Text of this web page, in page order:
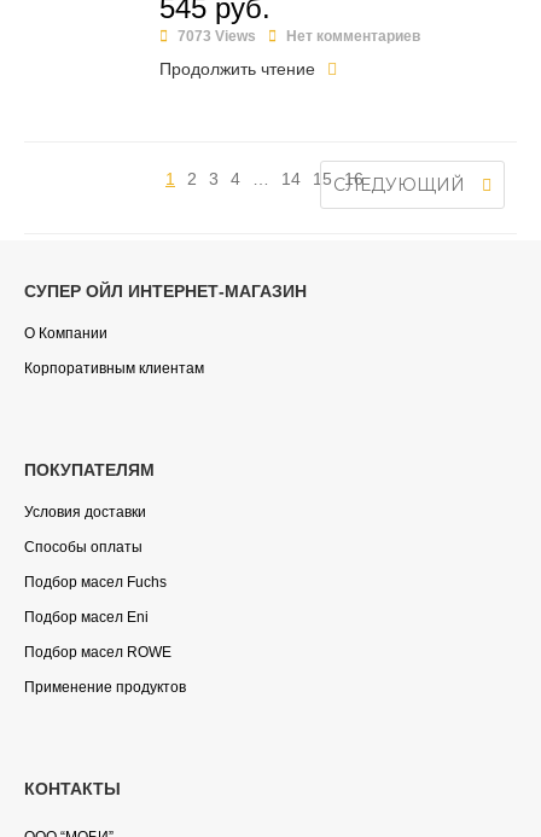
545 руб.
7073 Views Нет комментариев
Продолжить чтение
1 2 3 4 … 14 15 16
СЛЕДУЮЩИЙ
СУПЕР ОЙЛ ИНТЕРНЕТ-МАГАЗИН
О Компании
Корпоративным клиентам
ПОКУПАТЕЛЯМ
Условия доставки
Способы оплаты
Подбор масел Fuchs
Подбор масел Eni
Подбор масел ROWE
Применение продуктов
КОНТАКТЫ